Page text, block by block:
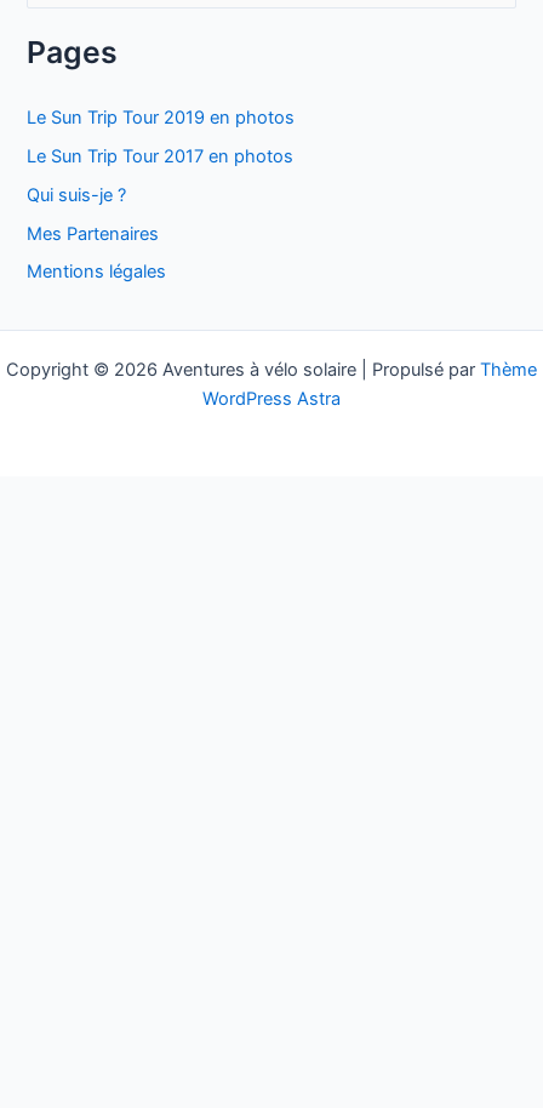
h
h
e
r
Pages
Le Sun Trip Tour 2019 en photos
Le Sun Trip Tour 2017 en photos
Qui suis-je ?
Mes Partenaires
Mentions légales
Copyright © 2026 Aventures à vélo solaire | Propulsé par Thème
WordPress Astra